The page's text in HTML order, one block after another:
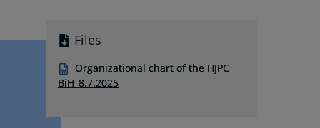
Files
Organizational chart of the HJPC
BiH_8.7.2025